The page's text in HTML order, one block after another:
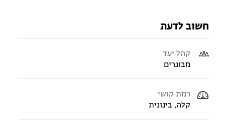
חשוב לדעת
קהל יעד
מבוגרים
רמת קושי
קלה, בינונית